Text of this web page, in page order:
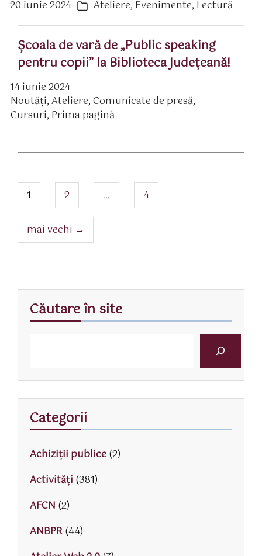
20 iunie 2024 Categorii
Ateliere, Evenimente, Lectură
Școala de vară de „Public speaking
pentru copii” la Biblioteca Județeană!
14 iunie 2024
Noutăți,Ateliere,Comunicate de presă,
Cursuri, Prima pagină
Navigare
articole
pagina
1 pagina
2 … pagina
4
mai vechi →
Căutare în site
Categorii
Achiziții publice(2)
Activităţi (381)
AFCN (2)
ANBPR(44)